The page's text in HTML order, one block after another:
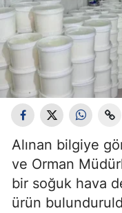
Alınan bilgiye
ve Orman
bir soğuk hava
ürün